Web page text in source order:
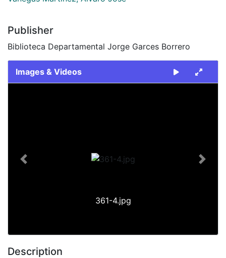
Publisher
Biblioteca Departamental Jorge Garces Borrero
Images & Videos
361-4.jpg
Previous Next
Description